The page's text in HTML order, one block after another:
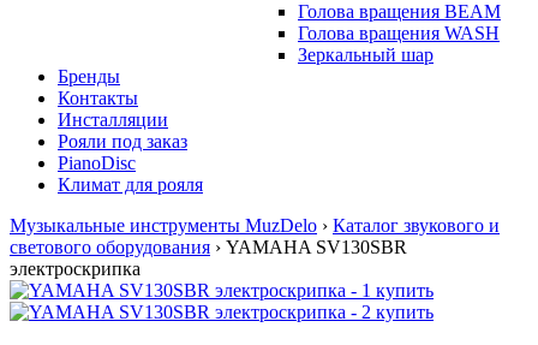
Голова вращения BEAM
Голова вращения WASH
Зеркальный шар
Бренды
Контакты
Инсталляции
Рояли под заказ
PianoDisc
Климат для рояля
Музыкальные инструменты MuzDelo › Каталог звукового и
светового оборудования › YAMAHA SV130SBR
электроскрипка